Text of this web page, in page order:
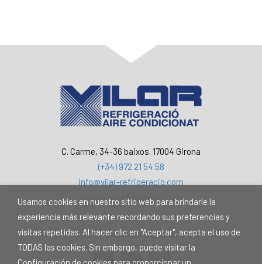
C. Carme, 34-36 baixos. 17004 Girona
(+34) 972 21 54 58
info@vilar-refrigeracio.com
www.vilar-refrigeració.com
VILAR REFRIGERACIÓ AIRE CONDICIONAT S. L.
Usamos cookies en nuestro sitio web para brindarle la
experiencia más relevante recordando sus preferencias y
visitas repetidas. Al hacer clic en "Aceptar", acepta el uso de
TODAS las cookies. Sin embargo, puede visitar la